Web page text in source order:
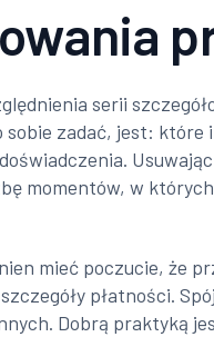
serii
zadać, jest:
momentów, w
mieć poczucie, że
płatności.
Dobrą praktyką